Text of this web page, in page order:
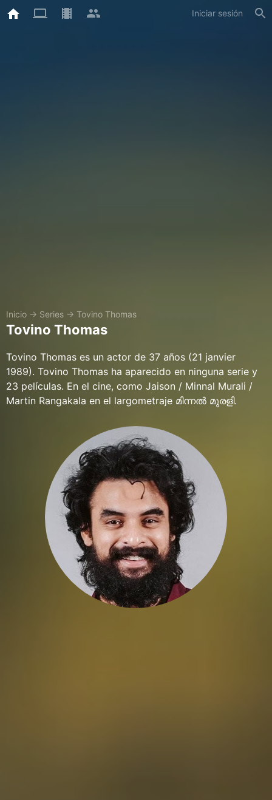
Iniciar sesión
Inicio → Series → Tovino Thomas
Tovino Thomas
Tovino Thomas es un actor de 37 años (21 janvier
1989). Tovino Thomas ha aparecido en ninguna serie y
23 películas. En el cine, como Jaison / Minnal Murali /
Martin Rangakala en el largometraje മിന്നൽ മുരളി.